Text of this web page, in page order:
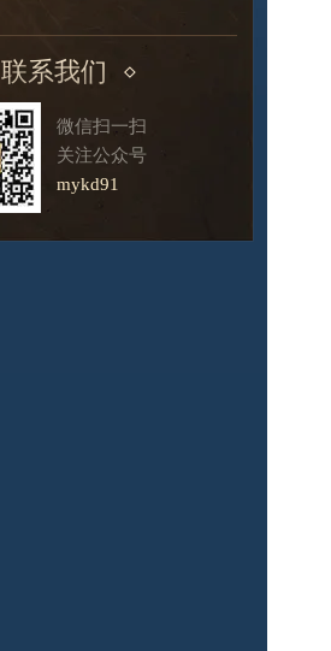
联系我们
微信扫一扫
关注公众号
mykd91